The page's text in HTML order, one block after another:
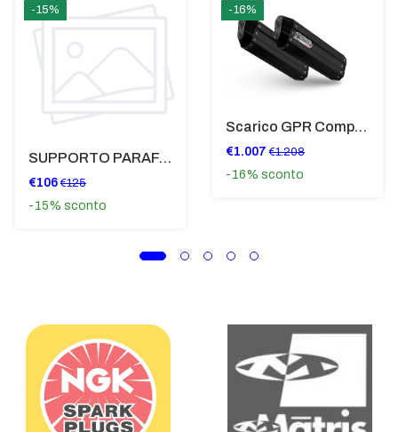
-15%
SUPPORTO PARAFANGO POSTERIORE BMW F900XR
€106 €125
-15% sconto
-16%
Scarico GPR Compatibile Con Bmw K 1600 Gt 2017-2021 - Hyper Sonic Black Titanium
€1.007 €1.208
-16% sconto